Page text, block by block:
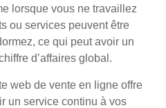
lorsque vous ne travaillez
ou services peuvent être
ce qui peut avoir un
d’affaires global.
web de vente en ligne offre
un service continu à vos